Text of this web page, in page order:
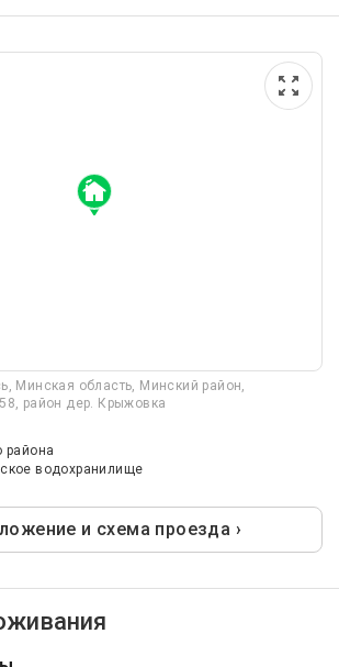
Минская область, Минский район,
район дер. Крыжовка
района
водохранилище
и схема проезда ›